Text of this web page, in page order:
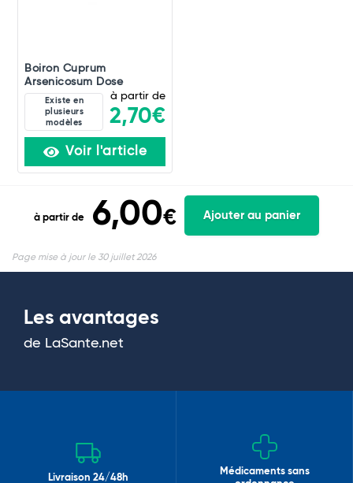
Boiron Cuprum
Arsenicosum Dose
Existe en
plusieurs
modèles
à partir de
2,70€
Voir l'article
à partir de 6,00€ Ajouter au panier
Page mise à jour le 30 juillet 2026
Les avantages
de LaSante.net
Livraison 24/48h
Médicaments sans